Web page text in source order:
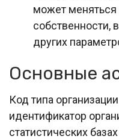
может
собственности,
других
Основные
Код типа
идентификатор
статистических